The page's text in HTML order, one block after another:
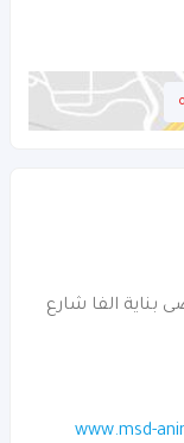
بناية الفا شارع
www.msd-